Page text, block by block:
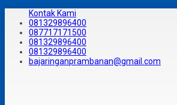
Kontak Kami
081329896400
087717171500
081329896400
081329896400
bajaringanprambanan@gmail.com